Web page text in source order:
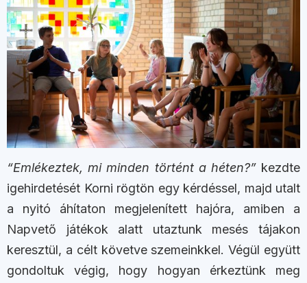
“Emlékeztek, mi minden történt a héten?”kezdte
igehirdetését Korni rögtön egy kérdéssel, majd utalt
a nyitó áhítaton megjelenített hajóra, amiben a
Napvető játékok alatt utaztunk mesés tájakon
keresztül, a célt követve szemeinkkel. Végül együtt
gondoltuk végig, hogy hogyan érkeztünk meg